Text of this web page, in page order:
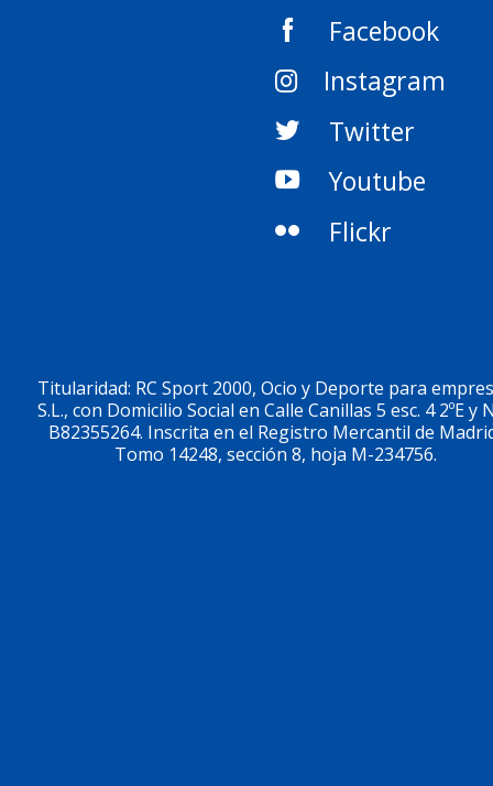
Facebook
Instagram
Twitter
Youtube
Flickr
Titularidad: RC Sport 2000, Ocio y Deporte para
S.L., con Domicilio Social en Calle Canillas 5 esc. 4 2ºE y
B82355264. Inscrita en el Registro Mercantil de
Tomo 14248, sección 8, hoja M-234756.